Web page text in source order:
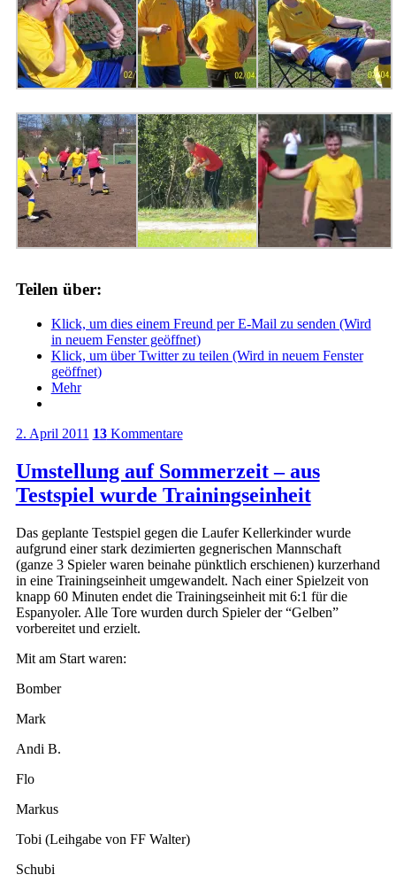
Teilen über:
Klick, um dies einem Freund per E-Mail zu senden (Wird
in neuem Fenster geöffnet)
Klick, um über Twitter zu teilen (Wird in neuem Fenster
geöffnet)
Mehr
2. April 2011 13Kommentare
Umstellung auf Sommerzeit – aus
Testspiel wurde Trainingseinheit
Das geplante Testspiel gegen die Laufer Kellerkinder wurde
aufgrund einer stark dezimierten gegnerischen Mannschaft
(ganze 3 Spieler waren beinahe pünktlich erschienen) kurzerhand
in eine Trainingseinheit umgewandelt. Nach einer Spielzeit von
knapp 60 Minuten endet die Trainingseinheit mit 6:1 für die
Espanyoler. Alle Tore wurden durch Spieler der “Gelben”
vorbereitet und erzielt.
Mit am Start waren:
Bomber
Mark
Andi B.
Flo
Markus
Tobi (Leihgabe von FF Walter)
Schubi